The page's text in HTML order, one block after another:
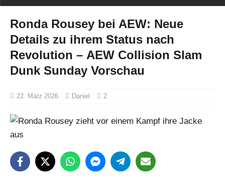
Ronda Rousey bei AEW: Neue
Details zu ihrem Status nach
Revolution – AEW Collision Slam
Dunk Sunday Vorschau
22. März 2026 Daniel 2